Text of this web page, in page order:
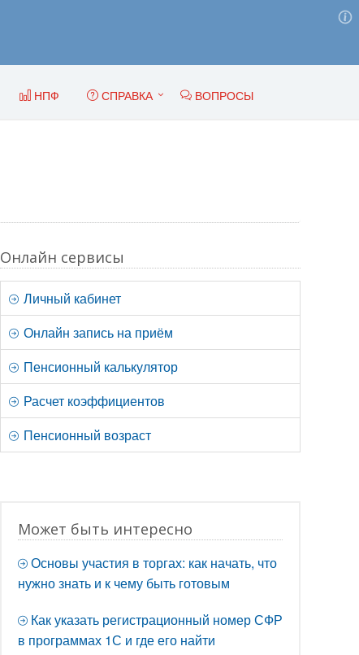
НПФ СПРАВКА ВОПРОСЫ
Онлайн сервисы
Личный кабинет
Онлайн запись на приём
Пенсионный калькулятор
Расчет коэффициентов
Пенсионный возраст
Может быть интересно
Основы участия в торгах: как начать, что
нужно знать и к чему быть готовым
Как указать регистрационный номер СФР
в программах 1С и где его найти